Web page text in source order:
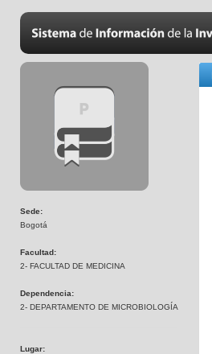
Sede:
Bogotá
Facultad:
2- FACULTAD DE MEDICINA
Dependencia:
2- DEPARTAMENTO DE MICROBIOLOGÍA
Lugar: